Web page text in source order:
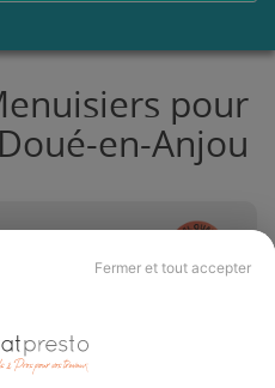
Fermer et tout accepter
pour
en-Anjou